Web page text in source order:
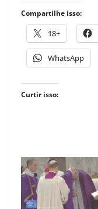
Compartilhe isso:
18+
WhatsApp
Curtir isso: